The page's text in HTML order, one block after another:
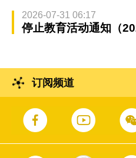
2026-07-31 06:17
停止教育活动通知（
订阅频道